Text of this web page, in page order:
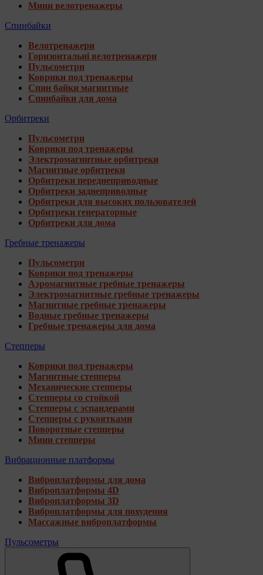
Мини велотренажеры
Спинбайки
Велотренажери
Горизонтальні велотренажери
Пульсометри
Коврики под тренажеры
Спин байки магнитные
Спинбайки для дома
Орбитреки
Пульсометри
Коврики под тренажеры
Электромагнитные орбитреки
Магнитные орбитреки
Орбитреки переднеприводные
Орбитреки заднеприводные
Орбитреки для высоких пользователей
Орбитреки генераторные
Орбитреки для дома
Гребные тренажеры
Пульсометри
Коврики под тренажеры
Аэромагнитные гребные тренажеры
Электромагнитные гребные тренажеры
Магнитные гребные тренажеры
Водные гребные тренажеры
Гребные тренажеры для дома
Степперы
Коврики под тренажеры
Магнитные степперы
Механические степперы
Степперы со стойкой
Степперы с эспандерами
Степперы с рукоятками
Поворотные степперы
Мини степперы
Вибрационные платформы
Виброплатформы для дома
Виброплатформы 4D
Виброплатформы 3D
Виброплатформы для похудения
Массажные виброплатформы
Пульсометры